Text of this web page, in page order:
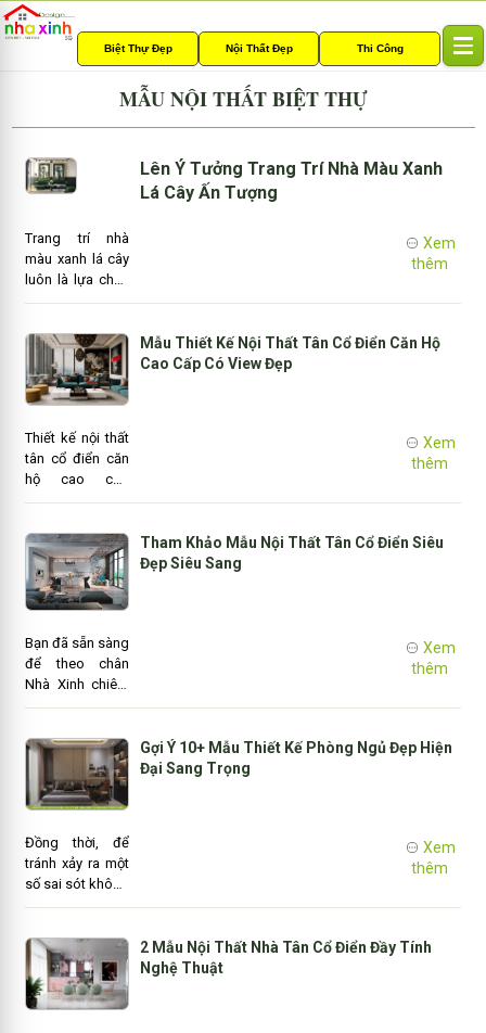
Biệt Thự Đẹp Nội Thất Đẹp Thi Công
e
i
g
MẪU NỘI THẤT BIỆT THỰ
Lên Ý Tưởng Trang Trí Nhà Màu Xanh
Lá Cây Ấn Tượng
Trang trí nhà
màu xanh lá cây
luôn là lựa chọn
hàng đầu cho
sự thư giãn như
phòng ngủ,
phòng khách và
phòng tắm. Nếu
rộn với công
việc, chắc hẳn
bạn sẽ rất trân
trọng những
ngơi hiếm có
bên người thân..
Xem
thêm
Mẫu Thiết Kế Nội Thất Tân Cổ Điển Căn Hộ
Cao Cấp Có View Đẹp
Thiết kế nội thất
tân cổ điển căn
hộ cao cấp
đang được quan
trong những
năm gần đây và
luôn chiếm trọn
trái tim của
tư có gu thẩm
mỹ thời thượng
bởi nét đẹp “rất
Tây” của nó.
Xem
thêm
Tham Khảo Mẫu Nội Thất Tân Cổ Điển Siêu
Đẹp Siêu Sang
Bạn đã sẵn sàng
để theo chân
Nhà Xinh chiêm
ngưỡng mẫu nội
cho không gian
phòng khách
liên thông bếp
vô cùng độc
trọng, phù hợp
cho những ai có
cá tính mạnh.
Xem
thêm
Gợi Ý 10+ Mẫu Thiết Kế Phòng Ngủ Đẹp Hiện
Đại Sang Trọng
Đồng thời, để
tránh xảy ra một
số sai sót không
đáng có và sở
phòng ngủ đáng
mơ ước, gia chủ
có thể tham
khảo về những
Xem
thêm
2 Mẫu Nội Thất Nhà Tân Cổ Điển Đầy Tính
Nghệ Thuật